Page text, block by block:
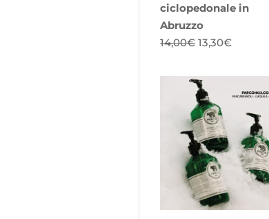
ciclopedonale in
Abruzzo
14,00€ Il
originale
era:
14,00€.
13,30€
attuale
è:
13,30€.